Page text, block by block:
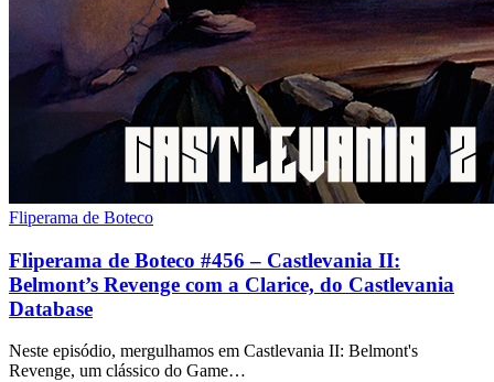
Fliperama de Boteco
Fliperama de Boteco #456 – Castlevania II:
Belmont’s Revenge com a Clarice, do Castlevania
Database
Neste episódio, mergulhamos em Castlevania II: Belmont's
Revenge, um clássico do Game…